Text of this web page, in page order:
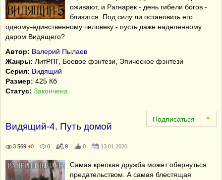
оживают, и Рагнарек - день гибели богов -
близится. Под силу ли остановить его
одному-единственному человеку - пусть даже наделенному
даром Видящего?
Автор: Валерий Пылаев
Жанры: ЛитРПГ, Боевое фэнтези, Эпическое фэнтези
Серия: Видящий
Размер: 425 Кб
Статус: Закончена
Видящий-4. Путь домой
3 569 +0 0 9 0 13.01.2020
Самая крепкая дружба может обернуться
предательством. А самая блестящая